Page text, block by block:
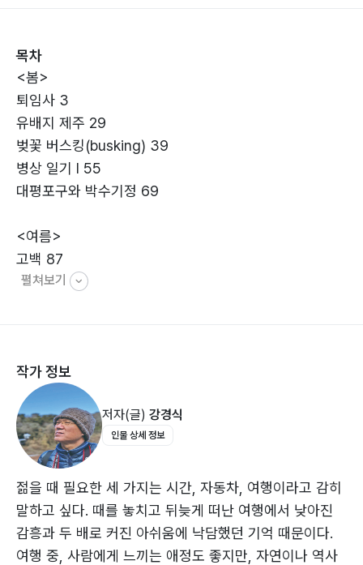
목차
<봄>
퇴임사 3
유배지 제주 29
벚꽃 버스킹(busking) 39
병상 일기 Ⅰ 55
대평포구와 박수기정 69
<여름>
고백 87
오월의 신부에게 105
강정(江汀)마을 159
바람아래 167
<가을>
2017 제주생명평화대행진 183
처서(處暑) 199
우정이와 혜진이에게 213
끝나지 않은 여정(旅程) 227
크고 작음의 차이 243
펼쳐보기
작가 정보
저자(글) 강경식
인물 상세 정보
젊을 때 필요한 세 가지는 시간, 자동차, 여행이라고 감히
말하고 싶다. 때를 놓치고 뒤늦게 떠난 여행에서 낮아진
감흥과 두 배로 커진 아쉬움에 낙담했던 기억 때문이다.
여행 중, 사람에게 느끼는 애정도 좋지만, 자연이나 역사